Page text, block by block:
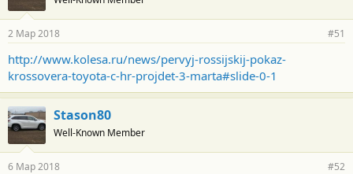
2 Мар 2018 #51
http://www.kolesa.ru/news/pervyj-rossijskij-pokaz-
krossovera-toyota-c-hr-projdet-3-marta#slide-0-1
Stason80
Well-Known Member
6 Мар 2018 #52